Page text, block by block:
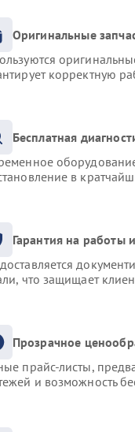
Оригинальные
корректную
Бесплатная
в
Гарантия на работы
что защищает
Прозрачное
прайс-листы,
и возможность